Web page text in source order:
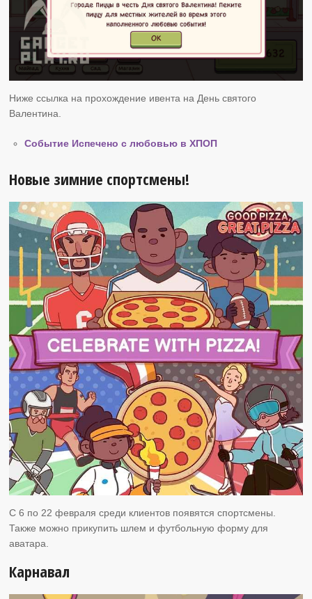
Ниже ссылка на прохождение ивента на День святого
Валентина.
Событие Испечено с любовью в ХПОП
Новые зимние спортсмены!
С 6 по 22 февраля среди клиентов появятся спортсмены.
Также можно прикупить шлем и футбольную форму для
аватара.
Карнавал